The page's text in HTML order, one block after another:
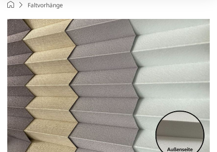
durchsuchen
StartseiteFaltvorhänge